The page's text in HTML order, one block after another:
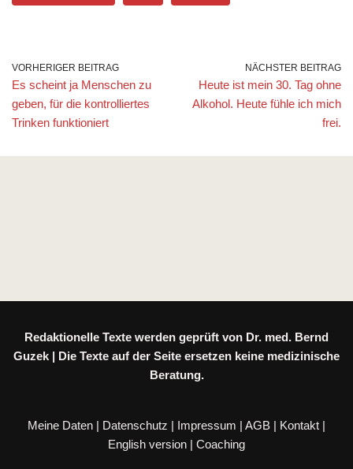
VORHERIGER BEITRAG
Es scheint ja Menschen zu
geben, für die kontrolliertes
Trinken funktioniert
NÄCHSTER BEITRAG
Heute ist mein 30. Tag ohne
Alkohol. Heute fühle ich mich
frei.
Redaktionelle Texte werden geprüft von Dr. med. Bernd
Guzek | Die Texte auf der Seite ersetzen keine medizinische
Beratung.
Meine Daten | Datenschutz | Impressum | AGB | Kontakt |
English version | Coaching